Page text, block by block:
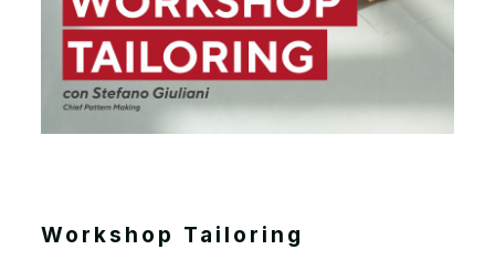
Workshop Tailoring